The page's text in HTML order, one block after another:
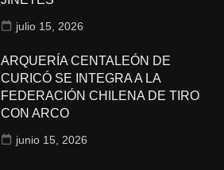
julio 15, 2026
ARQUERÍA CENTALEÓN DE
CURICÓ SE INTEGRA A LA
FEDERACIÓN CHILENA DE TIRO
CON ARCO
junio 15, 2026